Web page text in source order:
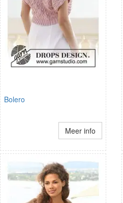
Bolero
Meer info